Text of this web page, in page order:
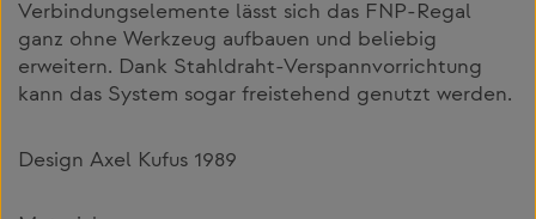
Verbindungselemente lässt sich das FNP-Regal
ganz ohne Werkzeug aufbauen und beliebig
erweitern. Dank Stahldraht-Verspannvorrichtung
kann das System sogar freistehend genutzt werden.
Design Axel Kufus 1989